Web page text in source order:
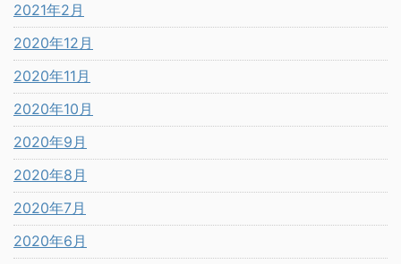
2021年2月
2020年12月
2020年11月
2020年10月
2020年9月
2020年8月
2020年7月
2020年6月